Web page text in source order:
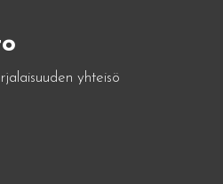
yhteisö